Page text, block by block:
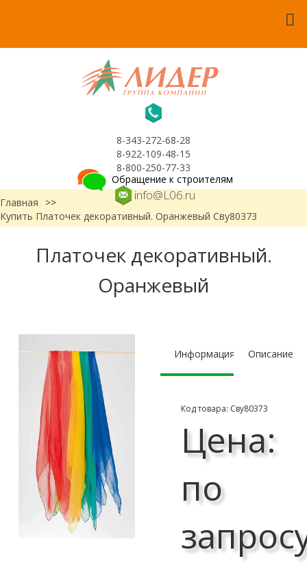
8-343-272-68-28
8-922-109-48-15
8-800-250-77-33
info@L06.ru
Обращение к строителям
Главная
>>
Купить Платочек декоративный. Оранжевый Сву80373
Платочек декоративный.
Оранжевый
Информация Описание
Код товара: Сву80373
Цена:
по